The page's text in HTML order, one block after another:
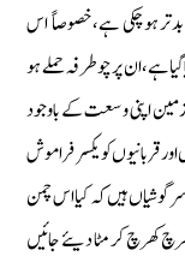
ہو چكى ہے،خصوصاً اس
ان پر چو طرفہ حملے ہو
اپنی وسعت کے باوجود
قربانيوں كو يكسر فراموش
ہیں کہ کیا اس چمن
كھرچ كر مٹا ديئے جائيں